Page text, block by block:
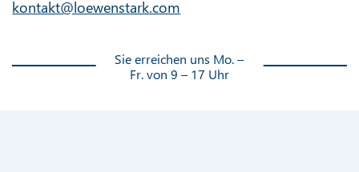
kontakt@loewenstark.com
Sie erreichen uns Mo. –
Fr. von 9 – 17 Uhr